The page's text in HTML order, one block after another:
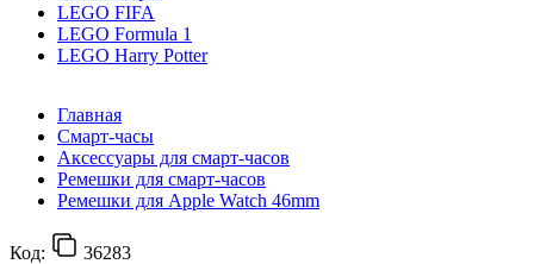
LEGO FIFA
LEGO Formula 1
LEGO Harry Potter
Главная
Смарт-часы
Аксессуары для смарт-часов
Ремешки для смарт-часов
Ремешки для Apple Watch 46mm
Код: 36283